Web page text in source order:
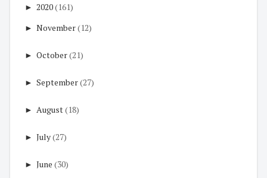
► 2020(161)
► November(12)
► October(21)
► September(27)
► August(18)
► July(27)
► June (30)